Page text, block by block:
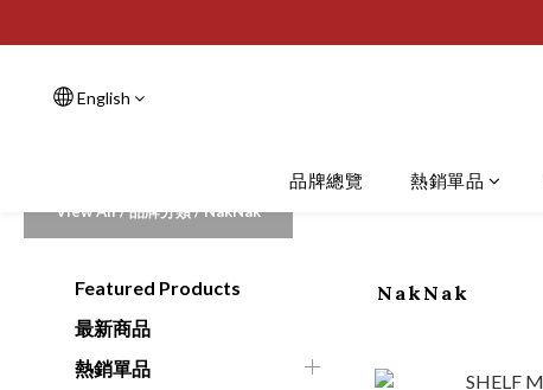
English
品牌總覽 熱銷單品
View All/品牌分類/NakNak
Featured Products
最新商品
熱銷單品
NakNak